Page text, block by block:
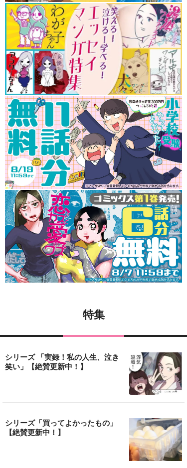
特集
シリーズ 「実録！私の人生、泣き
笑い」【絶賛更新中！】
シリーズ「買ってよかったもの」
【絶賛更新中！】